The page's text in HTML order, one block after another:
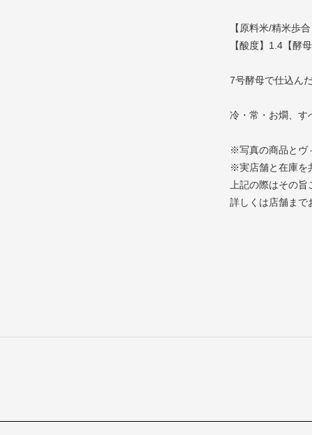
【原料米/精米歩
【酸度】1.4【酵
7号酵母で仕込ん
冷・常・お燗、す
※写真の商品とヴ
※実店舗と在庫を
上記の際はその旨
詳しくは店舗まで